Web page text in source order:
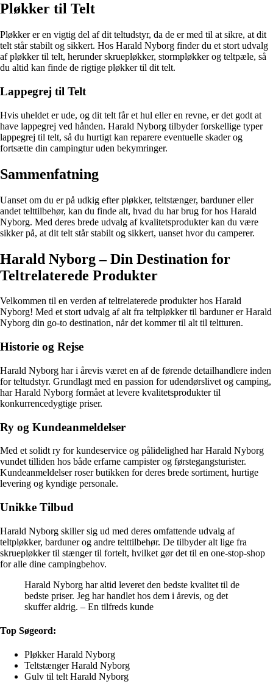
Pløkker til Telt
Pløkker er en vigtig del af dit teltudstyr, da de er med til at sikre, at dit
telt står stabilt og sikkert. Hos Harald Nyborg finder du et stort udvalg
af pløkker til telt, herunder skruepløkker, stormpløkker og teltpæle, så
du altid kan finde de rigtige pløkker til dit telt.
Lappegrej til Telt
Hvis uheldet er ude, og dit telt får et hul eller en revne, er det godt at
have lappegrej ved hånden. Harald Nyborg tilbyder forskellige typer
lappegrej til telt, så du hurtigt kan reparere eventuelle skader og
fortsætte din campingtur uden bekymringer.
Sammenfatning
Uanset om du er på udkig efter pløkker, teltstænger, barduner eller
andet telttilbehør, kan du finde alt, hvad du har brug for hos Harald
Nyborg. Med deres brede udvalg af kvalitetsprodukter kan du være
sikker på, at dit telt står stabilt og sikkert, uanset hvor du camperer.
Harald Nyborg – Din Destination for
Teltrelaterede Produkter
Velkommen til en verden af teltrelaterede produkter hos Harald
Nyborg! Med et stort udvalg af alt fra teltpløkker til barduner er Harald
Nyborg din go-to destination, når det kommer til alt til teltturen.
Historie og Rejse
Harald Nyborg har i årevis været en af de førende detailhandlere inden
for teltudstyr. Grundlagt med en passion for udendørslivet og camping,
har Harald Nyborg formået at levere kvalitetsprodukter til
konkurrencedygtige priser.
Ry og Kundeanmeldelser
Med et solidt ry for kundeservice og pålidelighed har Harald Nyborg
vundet tilliden hos både erfarne campister og førstegangsturister.
Kundeanmeldelser roser butikken for deres brede sortiment, hurtige
levering og kyndige personale.
Unikke Tilbud
Harald Nyborg skiller sig ud med deres omfattende udvalg af
teltpløkker, barduner og andre telttilbehør. De tilbyder alt lige fra
skruepløkker til stænger til fortelt, hvilket gør det til en one-stop-shop
for alle dine campingbehov.
Harald Nyborg har altid leveret den bedste kvalitet til de
bedste priser. Jeg har handlet hos dem i årevis, og det
skuffer aldrig. – En tilfreds kunde
Top Søgeord:
Pløkker Harald Nyborg
Teltstænger Harald Nyborg
Gulv til telt Harald Nyborg